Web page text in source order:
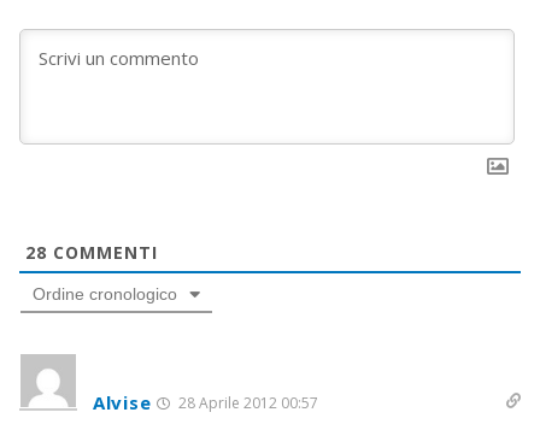
28 COMMENTI
Ordine cronologico
Alvise 28 Aprile 2012 00:57